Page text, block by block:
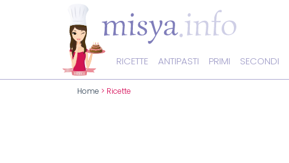
RICETTE ANTIPASTI PRIMI SECONDI
Home > Ricette